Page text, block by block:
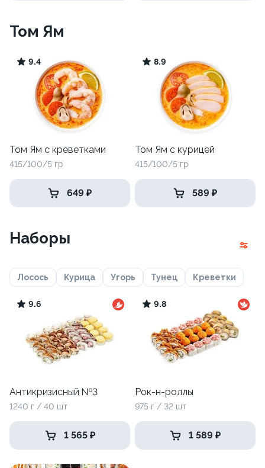
Том Ям
9.4
Том Ям с креветками
415/100/5 гр
649 ₽
8.9
Том Ям с курицей
415/100/5 гр
589 ₽
Наборы
Лосось Курица Угорь Тунец Креветки
9.6
Антикризисный №3
1240 г / 40 шт
1 565 ₽
9.8
Рок-н-роллы
975 г / 32 шт
1 589 ₽